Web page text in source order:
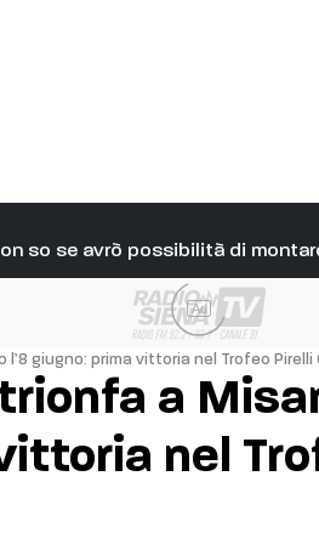
so se avrò possibilità di
Ad
giugno: prima vittoria nel Trofeo Pirelli
a
nel